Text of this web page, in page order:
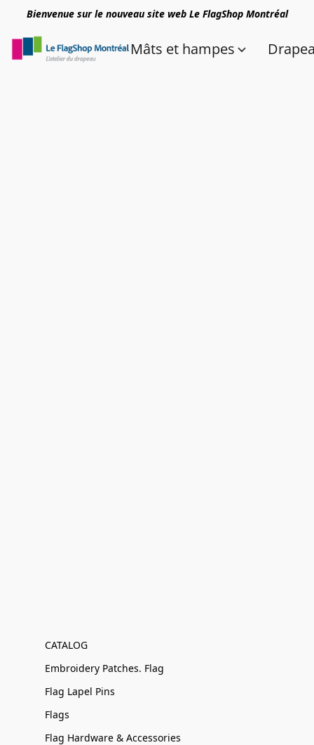
Bienvenue sur le nouveau site web Le FlagShop Montréal
Mâts et hampes
CATALOG
Embroidery Patches. Flag
Flag Lapel Pins
Flags
Flag Hardware & Accessories